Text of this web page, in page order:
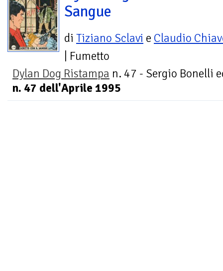
Sangue
di Tiziano Sclavi e Claudio
| Fumetto
Dylan Dog Ristampa n. 47 - Sergio Bonelli
n. 47 dell'Aprile 1995